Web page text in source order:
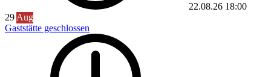
22.08.26 18:00
29 Aug
Gaststätte geschlossen